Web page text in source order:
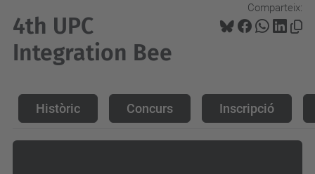
Comparteix:
4th UPC
Integration Bee
Històric Concurs Inscripció